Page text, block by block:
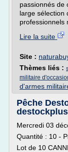
passionnés de
large sélection
professionnels
Lire la suite
Site :
Thèmes liés :
militaire
d'armes
Pêche
Mercredi 03
Quantité : 10 -
Lot de 10